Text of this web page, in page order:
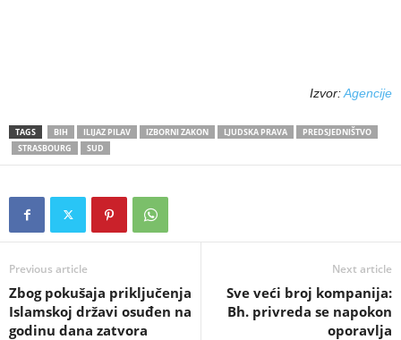
Izvor:Agencije
TAGS BIH ILIJAZ PILAV IZBORNI ZAKON LJUDSKA PRAVA
PREDSJEDNIŠTVO
STRASBOURG
SUD
Previous article
Zbog pokušaja priključenja
Islamskoj državi osuđen na
godinu dana zatvora
Next article
Sve veći broj kompanija:
Bh. privreda se napokon
oporavlja